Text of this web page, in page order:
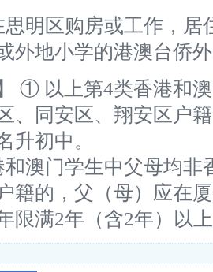
明区购房或工作，居
外地小学的港澳台侨
① 以上第4类香港和
、同安区、翔安区户
政区报名
和澳门学生中父母均
籍的，父（母）应在
限满2年（含2年）以